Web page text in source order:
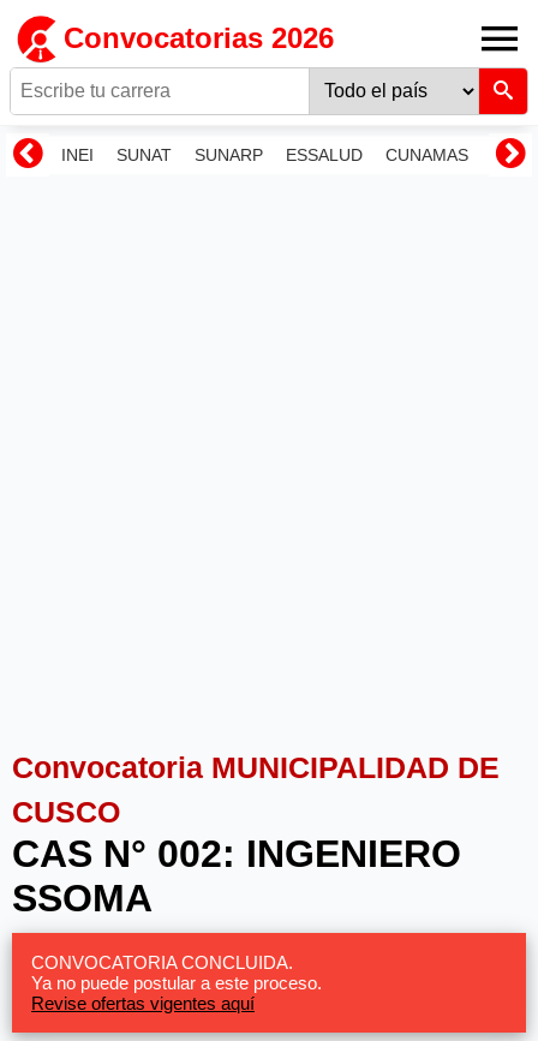
Convocatorias 2026
INEI SUNAT SUNARP ESSALUD CUNAMAS
Convocatoria MUNICIPALIDAD DE
CUSCO
CAS N° 002: INGENIERO
SSOMA
CONVOCATORIA CONCLUIDA.
Ya no puede postular a este proceso.
Revise ofertas vigentes aquí